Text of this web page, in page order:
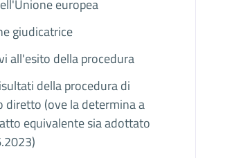
europea
giudicatrice
all'esito della procedura
della procedura di
(ove la determina a
equivalente sia adottato